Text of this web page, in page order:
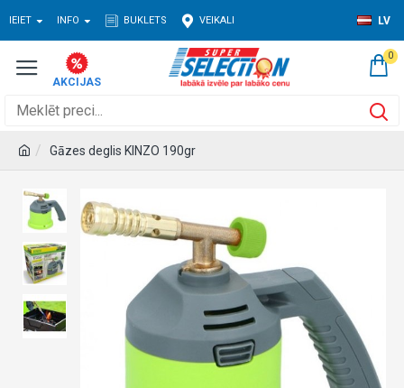
IEIET INFO BUKLETS VEIKALI LV
0
Gāzes deglis KINZO 190gr